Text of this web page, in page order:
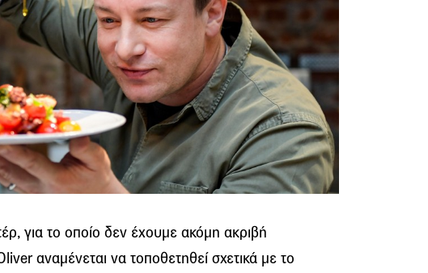
για το οποίο δεν έχουμε ακόμη ακριβή
αναμένεται να τοποθετηθεί σχετικά με το